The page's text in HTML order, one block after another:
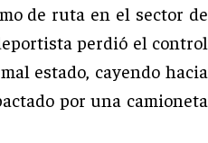
de ruta en el sector de
perdió el control
estado, cayendo hacia
por una camioneta